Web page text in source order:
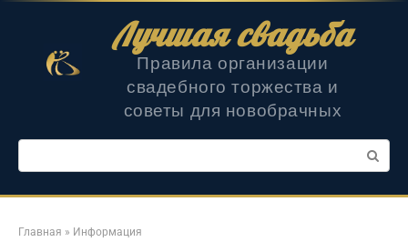
Лучшая свадьба
Правила организации
свадебного торжества и
советы для новобрачных
Поиск:
Главная » Информация